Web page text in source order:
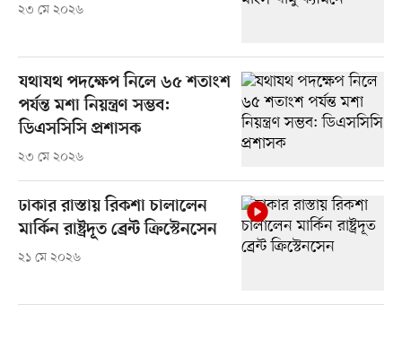
২৩ মে ২০২৬
যথাযথ পদক্ষেপ নিলে ৬৫ শতাংশ
পর্যন্ত মশা নিয়ন্ত্রণ সম্ভব:
ডিএসসিসি প্রশাসক
২৩ মে ২০২৬
ঢাকার রাস্তায় রিকশা চালালেন
মার্কিন রাষ্ট্রদূত ব্রেন্ট ক্রিস্টেনসেন
২১ মে ২০২৬